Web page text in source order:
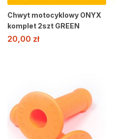
Chwyt motocyklowy ONYX
komplet 2szt GREEN
20,00 zł